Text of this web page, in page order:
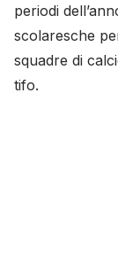
periodi
scolaresche
squadre di
tifo.